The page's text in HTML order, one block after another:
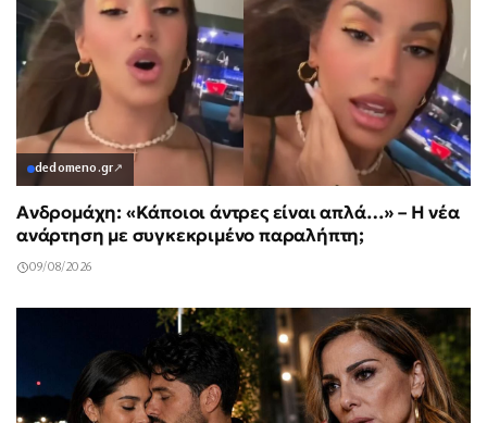
dedomeno.gr↗
Ανδρομάχη: «Κάποιοι άντρες είναι απλά…» – Η νέα
ανάρτηση με συγκεκριμένο παραλήπτη;
09/08/2026